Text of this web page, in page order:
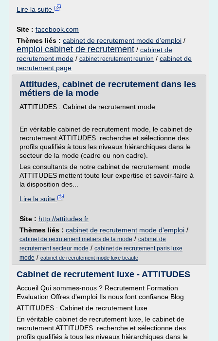
Lire la suite
Site : facebook.com
Thèmes liés : cabinet de recrutement mode d'emploi /
emploi cabinet de recrutement / cabinet de
recrutement mode / cabinet recrutement reunion / cabinet de
recrutement page
Attitudes, cabinet de recrutement dans les
métiers de la mode
ATTITUDES : Cabinet de recrutement mode
En véritable cabinet de recrutement mode, le cabinet de
recrutement ATTITUDES recherche et sélectionne des
profils qualifiés à tous les niveaux hiérarchiques dans le
secteur de la mode (cadre ou non cadre).
Les consultants de notre cabinet de recrutement mode
ATTITUDES mettent toute leur expertise et savoir-faire à
la disposition des...
Lire la suite
Site : http://attitudes.fr
Thèmes liés : cabinet de recrutement mode d'emploi /
cabinet de recrutement metiers de la mode / cabinet de
recrutement secteur mode / cabinet de recrutement paris luxe
mode / cabinet de recrutement mode luxe beaute
Cabinet de recrutement luxe - ATTITUDES
Accueil Qui sommes-nous ? Recrutement Formation
Evaluation Offres d'emploi Ils nous font confiance Blog
ATTITUDES : Cabinet de recrutement luxe
En véritable cabinet de recrutement luxe, le cabinet de
recrutement ATTITUDES recherche et sélectionne des
profils qualifiés à tous les niveaux hiérarchiques dans le